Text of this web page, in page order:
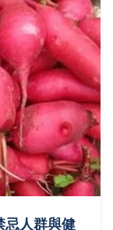
忌人群與健